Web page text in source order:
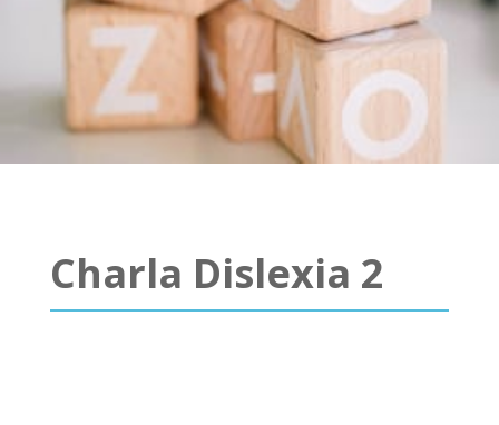
Charla Dislexia 2